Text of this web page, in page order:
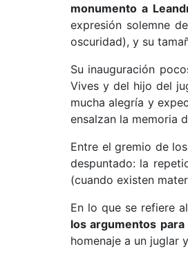
monumento a
expresión solemne
oscuridad), y su
Su inauguración
Vives y del hijo del
mucha alegría y
ensalzan la memoria
Entre el gremio de
despuntado: la
(cuando existen
En lo que se refiere
los argumentos
homenaje a un juglar